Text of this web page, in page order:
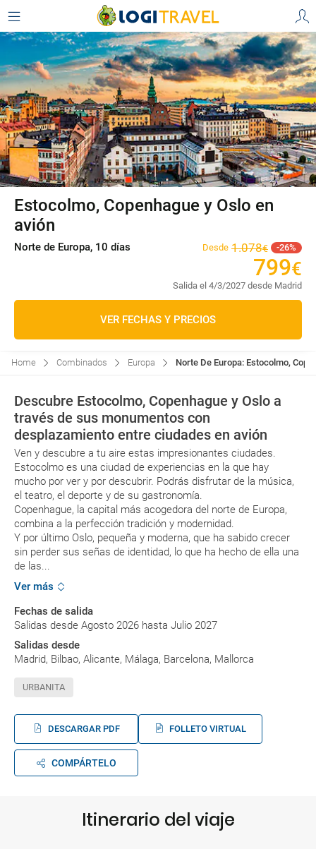
Estocolmo, Copenhague y Oslo en
avión
Norte de Europa, 10 días Desde 1.078€ 26
799€
Salida el 4/3/2027 desde Madrid
VER FECHAS Y PRECIOS
Home Combinados Europa Norte De Europa: Estocolmo,
Descubre Estocolmo, Copenhague y Oslo a
través de sus monumentos con
desplazamiento entre ciudades en avión
Ven y descubre a tu aire estas impresionantes ciudades.
Estocolmo es una ciudad de experiencias en la que hay
mucho por ver y por descubrir. Podrás disfrutar de la música,
el teatro, el deporte y de su gastronomía.
Copenhague, la capital más acogedora del norte de Europa,
combina a la perfección tradición y modernidad.
Y por último Oslo, pequeña y moderna, que ha sabido crecer
sin perder sus señas de identidad, lo que ha hecho de ella una
de las...
Ver más
Fechas de salida
Salidas desde Agosto 2026 hasta Julio 2027
Salidas desde
Madrid, Bilbao, Alicante, Málaga, Barcelona, Mallorca
URBANITA
DESCARGAR PDF FOLLETO VIRTUAL
COMPÁRTELO
Itinerario del viaje